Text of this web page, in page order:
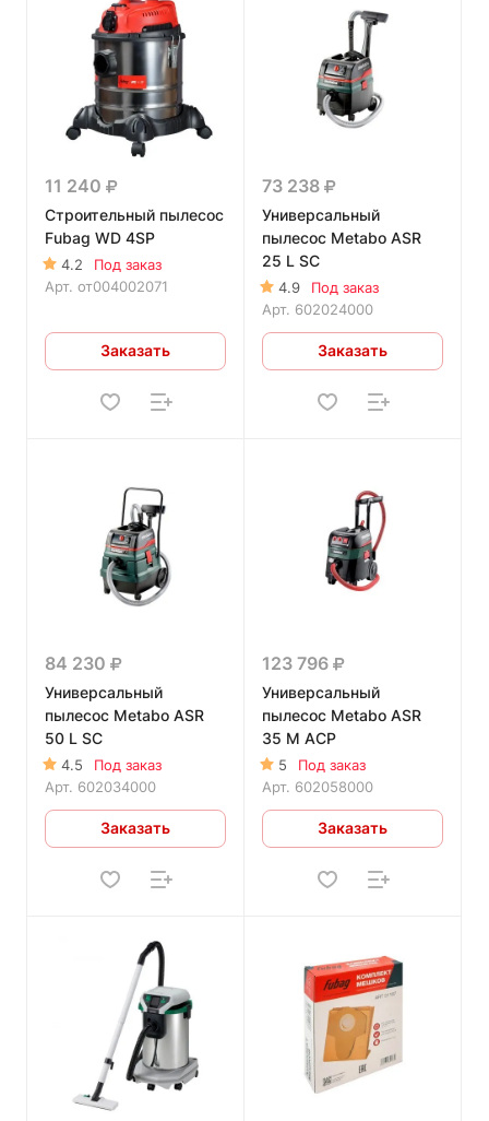
11 240
Строительный пылесос
Fubag WD 4SP
4.2
Под заказ
Арт. от004002071
Заказать
73 238
Универсальный
пылесос Metabo ASR
25 L SC
4.9
Под заказ
Арт. 602024000
Заказать
84 230
Универсальный
пылесос Metabo ASR
50 L SC
4.5
Под заказ
Арт. 602034000
Заказать
123 796
Универсальный
пылесос Metabo ASR
35 M ACP
5
Под заказ
Арт. 602058000
Заказать